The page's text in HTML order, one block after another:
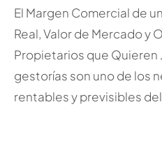
El Margen Comercial de
Real, Valor de Mercado y
Propietarios que Quieren
gestorías son uno de los
rentables y previsibles